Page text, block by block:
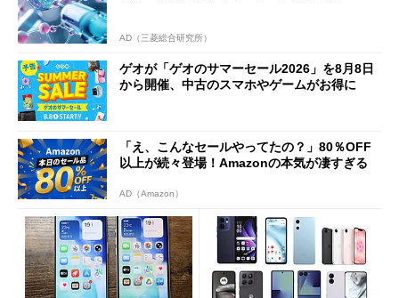
AD（三菱総合研究所）
ゲオが「ゲオのサマーセール2026」を8月8日
から開催、中古のスマホやゲームがお得に
「え、こんなセールやってたの？」80％OFF
以上が続々登場！Amazonの本気が凄すぎる
AD（Amazon）